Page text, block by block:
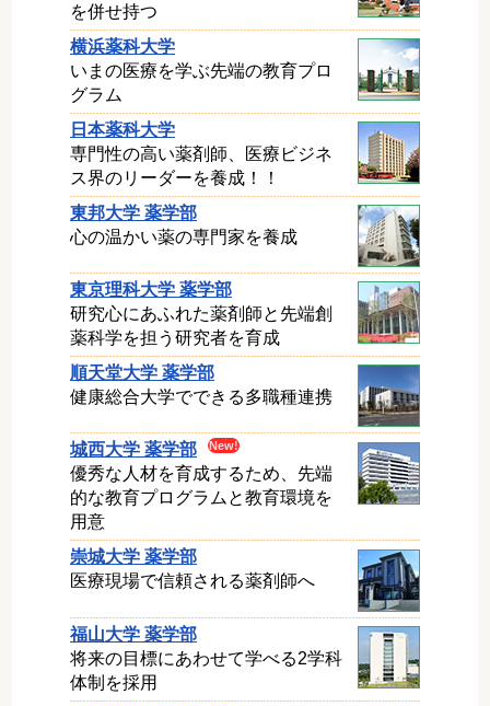
を併せ持つ
横浜薬科大学
いまの医療を学ぶ先端の教育プロ
グラム
日本薬科大学
専門性の高い薬剤師、医療ビジネ
ス界のリーダーを養成！！
東邦大学 薬学部
心の温かい薬の専門家を養成
東京理科大学 薬学部
研究心にあふれた薬剤師と先端創
薬科学を担う研究者を育成
順天堂大学 薬学部
健康総合大学でできる多職種連携
城西大学 薬学部
優秀な人材を育成するため、先端
的な教育プログラムと教育環境を
用意
崇城大学 薬学部
医療現場で信頼される薬剤師へ
福山大学 薬学部
将来の目標にあわせて学べる2学科
体制を採用